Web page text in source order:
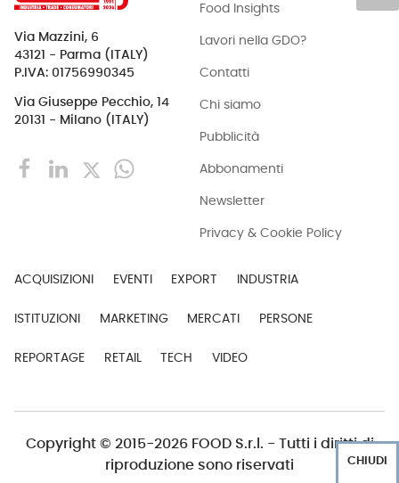
Via Mazzini, 6
43121 - Parma (ITALY)
P.IVA: 01756990345
Via Giuseppe Pecchio, 14
20131 - Milano (ITALY)
Food Insights
Lavori nella GDO?
Contatti
Chi siamo
Pubblicità
Abbonamenti
Newsletter
Privacy & Cookie Policy
ACQUISIZIONI EVENTI EXPORT INDUSTRIA
ISTITUZIONI MARKETING MERCATI PERSONE
REPORTAGE RETAIL TECH VIDEO
Copyright © 2015-2026 FOOD S.r.l. - Tutti i diritti di
riproduzione sono riservati
CHIUDI